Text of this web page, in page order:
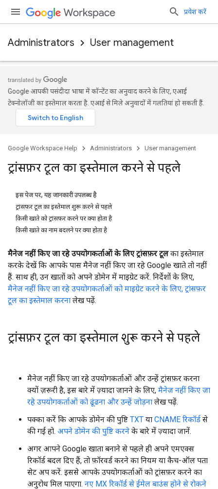
प्रवेश करें
Administrators User management
Google आपकी पसंदीदा भाषा में कॉन्टेंट का अनुवाद करने के लिए, एआई
टेक्नोलॉजी का इस्तेमाल करता है. एआई से मिले अनुवादों में गलतियां हो सकती हैं.
Google Workspace Help Administrators User management
ट्रांसफ़र टूल का इस्तेमाल करने से पहले
इस पेज पर, यह जानकारी उपलब्ध है
ट्रांसफ़र टूल का इस्तेमाल शुरू करने से पहले
किसी खाते को ट्रांसफ़र करने पर क्या होता है
किसी खाते का नाम बदलने पर क्या होता है
मैनेज नहीं किए जा रहे उपयोगकर्ताओं के लिए ट्रांसफ़र टूलका इस्तेमाल
करके देखें कि आपके पास मैनेज नहीं किए जा रहे Google खाते तो नहीं
हैं. साथ ही, उन खातों को अपने डोमेन में माइग्रेट करें. निर्देशों के लिए,
मैनेज नहीं किए जा रहे उपयोगकर्ताओं को माइग्रेट करने के लिए, ट्रांसफ़र
टूल का इस्तेमाल करना लेख पढ़ें.
ट्रांसफ़र टूल का इस्तेमाल शुरू करने से पहले
मैनेज नहीं किए जा रहे उपयोगकर्ताओं और उन्हें ट्रांसफ़र करना
क्यों ज़रूरी है, इस बारे में ज़्यादा जानने के लिए, मैनेज नहीं किए जा
रहे उपयोगकर्ताओं को ढूंढना और उन्हें जोड़ना लेख पढ़ें.
पक्का करें कि आपके डोमेन की पुष्टि TXT या CNAME रिकॉर्ड से
की गई हो. अपने डोमेन की पुष्टि करने के बारे में ज़्यादा जानें.
अगर आपने Google खाता बनाने से पहले ही अपने एमएक्स
रिकॉर्ड बदल दिए हैं, तो फ़ॉरवर्ड करने का नियम या कैच-ऑल पता
सेट अप करें. इससे आपके उपयोगकर्ताओं को ट्रांसफ़र करने का
अनुरोध मिल पाएगा. नए MX रिकॉर्ड से ईमेल बाउंस होने से रोकने